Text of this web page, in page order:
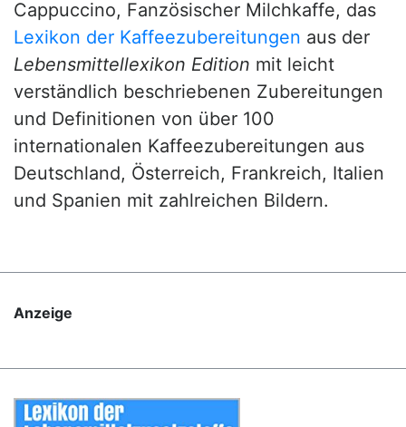
Cappuccino, Fanzösischer Milchkaffe, das
Lexikon der Kaffeezubereitungen aus der
Lebensmittellexikon Edition mit leicht
verständlich beschriebenen Zubereitungen
und Definitionen von über 100
internationalen Kaffeezubereitungen aus
Deutschland, Österreich, Frankreich, Italien
und Spanien mit zahlreichen Bildern.
Anzeige